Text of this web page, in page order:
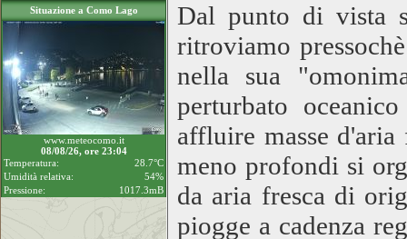
Situazione a Como Lago
www.meteocomo.it
08/08/26, ore 23:04
Temperatura:
28.7°C
Umidità relativa:
54%
Pressione:
1017.3mB
Dal punto di vista
ritroviamo
nella sua
perturbato
affluire masse
meno profondi si
da aria fresca di
piogge a cadenza